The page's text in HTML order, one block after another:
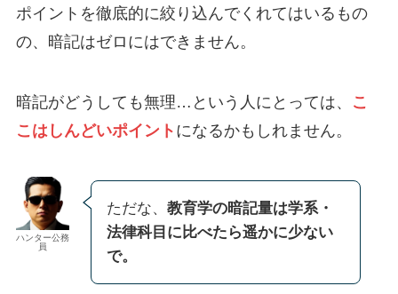
ポイントを徹底的に絞り込んでくれてはいるもの
の、暗記はゼロにはできません。
暗記がどうしても無理…という人にとっては、
こ
こはしんどいポイント になるかもしれません。
ハンター公務
員
ただな、 教育学の暗記量は学系・
法律科目に比べたら遥かに少ない
で。